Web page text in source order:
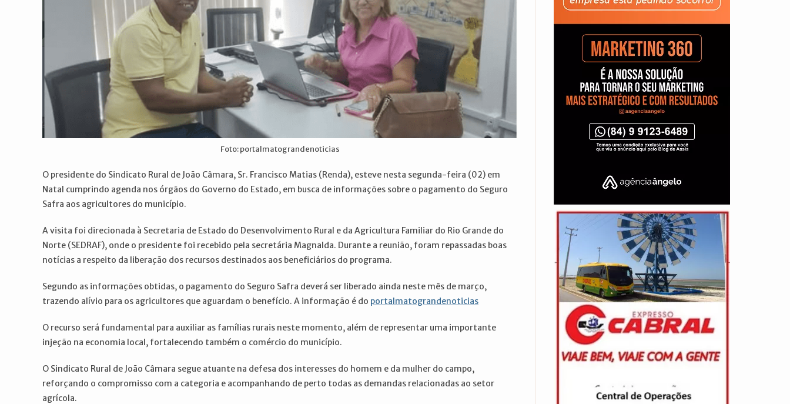
Foto: portalmatograndenoticias
O presidente do Sindicato Rural de João Câmara, Sr. Francisco Matias (Renda), esteve nesta segunda-feira (02) em
Natal cumprindo agenda nos órgãos do Governo do Estado, em busca de informações sobre o pagamento do Seguro
Safra aos agricultores do município.
A visita foi direcionada à Secretaria de Estado do Desenvolvimento Rural e da Agricultura Familiar do Rio Grande do
Norte (SEDRAF), onde o presidente foi recebido pela secretária Magnalda. Durante a reunião, foram repassadas boas
notícias a respeito da liberação dos recursos destinados aos beneficiários do programa.
Segundo as informações obtidas, o pagamento do Seguro Safra deverá ser liberado ainda neste mês de março,
trazendo alívio para os agricultores que aguardam o benefício. A informação é do portalmatograndenoticias
O recurso será fundamental para auxiliar as famílias rurais neste momento, além de representar uma importante
injeção na economia local, fortalecendo também o comércio do município.
O Sindicato Rural de João Câmara segue atuante na defesa dos interesses do homem e da mulher do campo,
reforçando o compromisso com a categoria e acompanhando de perto todas as demandas relacionadas ao setor
agrícola.